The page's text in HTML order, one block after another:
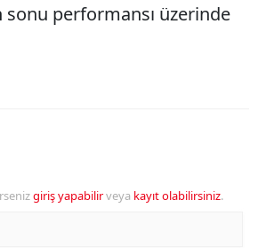
sonu performansı üzerinde
giriş yapabilirveya kayıt olabilirsiniz.